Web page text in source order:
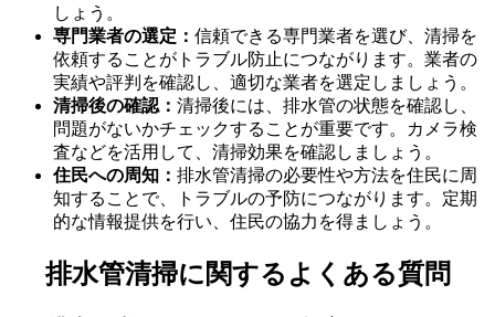
しょう。
専門業者の選定： 信頼できる専門業者を選び、清掃を
依頼することがトラブル防止につながります。業者の
実績や評判を確認し、適切な業者を選定しましょう。
清掃後の確認： 清掃後には、排水管の状態を確認し、
問題がないかチェックすることが重要です。カメラ検
査などを活用して、清掃効果を確認しましょう。
住民への周知： 排水管清掃の必要性や方法を住民に周
知することで、トラブルの予防につながります。定期
的な情報提供を行い、住民の協力を得ましょう。
排水管清掃に関するよくある質問